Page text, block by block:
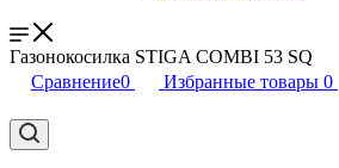
Газонокосилка STIGA COMBI 53 SQ
Сравнение0 Избранные товары 0